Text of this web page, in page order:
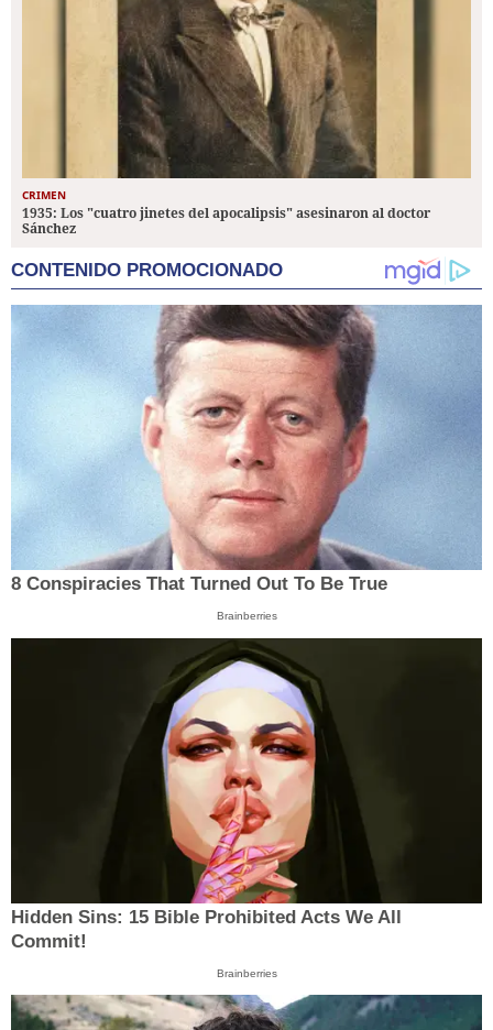
CRIMEN
1935: Los "cuatro jinetes del apocalipsis" asesinaron al doctor
Sánchez
CONTENIDO PROMOCIONADO
8 Conspiracies That Turned Out To Be True
Brainberries
Hidden Sins: 15 Bible Prohibited Acts We All
Commit!
Brainberries